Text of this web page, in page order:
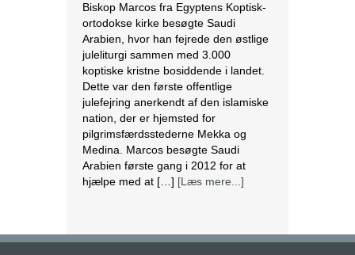
Biskop Marcos fra Egyptens Koptisk-
ortodokse kirke besøgte Saudi
Arabien, hvor han fejrede den østlige
juleliturgi sammen med 3.000
koptiske kristne bosiddende i landet.
Dette var den første offentlige
julefejring anerkendt af den islamiske
nation, der er hjemsted for
pilgrimsfærdsstederne Mekka og
Medina. Marcos besøgte Saudi
Arabien første gang i 2012 for at
hjælpe med at […] [Læs mere...]
efter lovændring